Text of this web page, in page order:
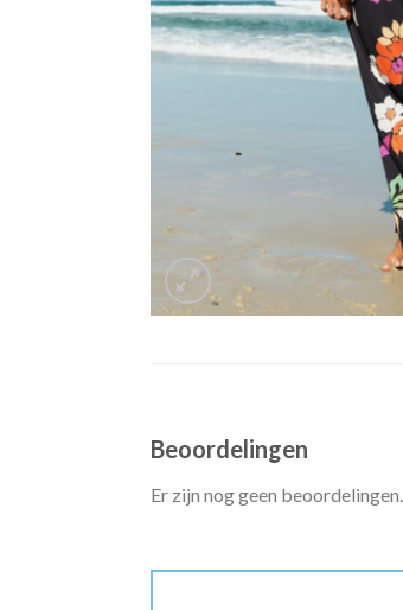
Beoordelingen
Er zijn nog geen beoordelingen.